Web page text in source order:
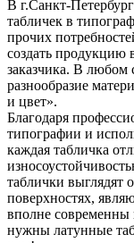
В г.Санкт-
табличек в
прочих
создать продукцию
заказчика. В любом
разнообразие
и цвет».
Благодаря
типографии и
каждая табличка
таблички выглядят
поверхностях,
вполне
нужны латунные